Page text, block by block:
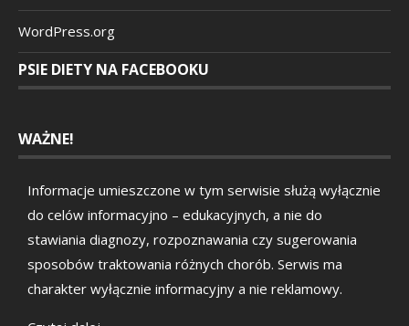
WordPress.org
PSIE DIETY NA FACEBOOKU
WAŻNE!
Informacje umieszczone w tym serwisie służą wyłącznie
do celów informacyjno – edukacyjnych, a nie do
stawiania diagnozy, rozpoznawania czy sugerowania
sposobów traktowania różnych chorób. Serwis ma
charakter wyłącznie informacyjny a nie reklamowy.